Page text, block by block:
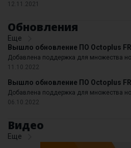
12.11.2021
Обновления
Еще
Вышло обновление ПО Octoplus
Добавлена поддержка для множества
11.10.2022
Вышло обновление ПО Octoplus
Добавлена поддержка для множества
06.10.2022
Видео
Еще